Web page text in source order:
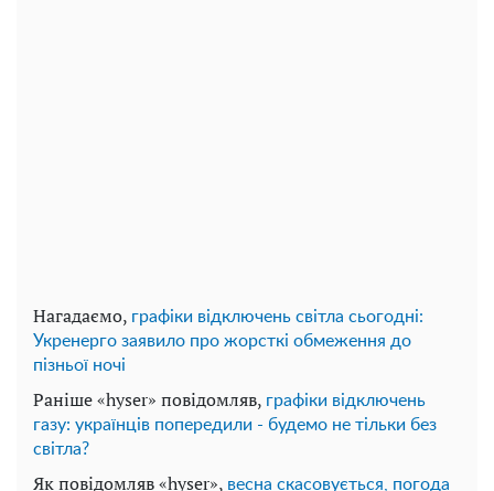
Нагадаємо, графіки відключень світла сьогодні:
Укренерго заявило про жорсткі обмеження до
пізньої ночі
Раніше «hyser» повідомляв, графіки відключень
газу: українців попередили - будемо не тільки без
світла?
Як повідомляв «hyser», весна скасовується, погода